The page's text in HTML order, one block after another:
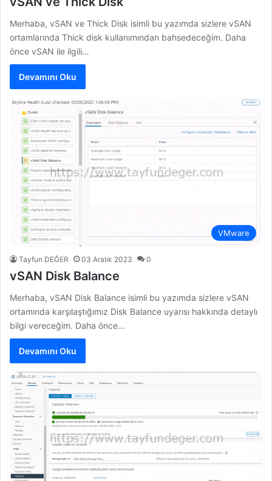
Merhaba, vSAN ve Thick Disk isimli bu yazımda sizlere vSAN
ortamlarında Thick disk kullanımından bahsedeceğim. Daha
önce vSAN ile ilgili…
Devamını Oku
VMware
Tayfun DEĞER 03 Aralık 2023 0
vSAN Disk Balance
Merhaba, vSAN Disk Balance isimli bu yazımda sizlere vSAN
ortamında karşılaştığımız Disk Balance uyarısı hakkında detaylı
bilgi vereceğim. Daha önce…
Devamını Oku